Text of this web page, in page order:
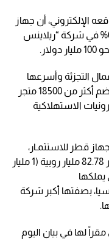
الإلكتروني، أن جهاز
قطر للاستثمار اشترى حصة. قدرها 0.99% في شركة “ريلاينس
التجزئة وأسرعها
نموًا وأكثرها ربحية في الهند مع شبكة تضم أكثر من 18500 متجر
الاستهلاكية
قطر للاستثمـار،
صندوق الثروة السيادية القطري، استثمر 82.78 مليار روبية (1 مليار
يملكها
بصفتها أكبر شركة
لها في بيان اليوم